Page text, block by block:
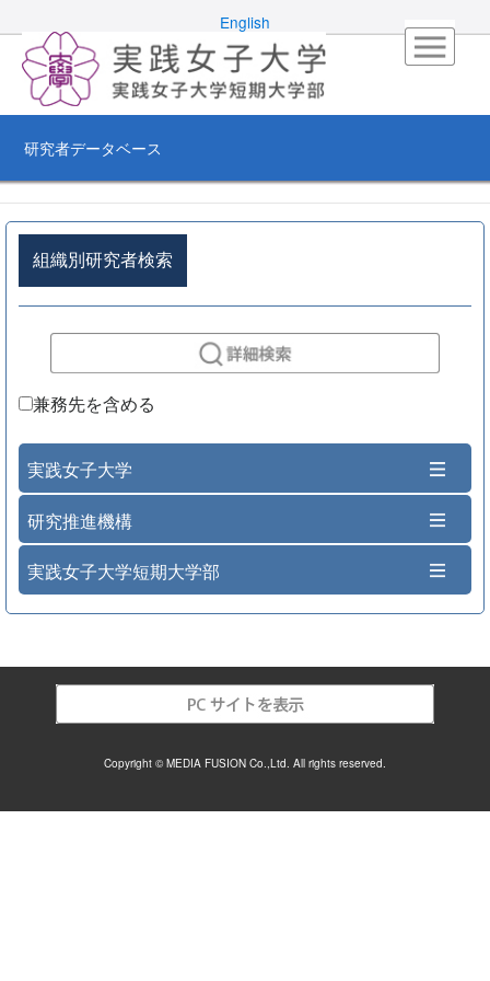
English
研究者データベース
組織別研究者検索
兼務先を含める
実践女子大学
研究推進機構
実践女子大学短期大学部
Copyright © MEDIA FUSION Co.,Ltd. All rights reserved.